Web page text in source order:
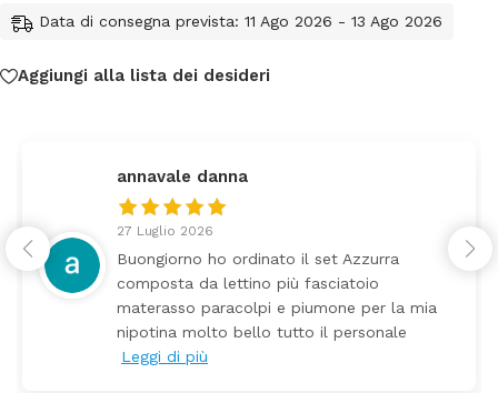
Data di consegna prevista: 11 Ago 2026 - 13 Ago 2026
Aggiungi alla lista dei desideri
il set Azzurra
più fasciatoio
e piumone per la mia
tutto il personale
Tutti perfetto! Ho
arrivato ben
Prezzo ottimi